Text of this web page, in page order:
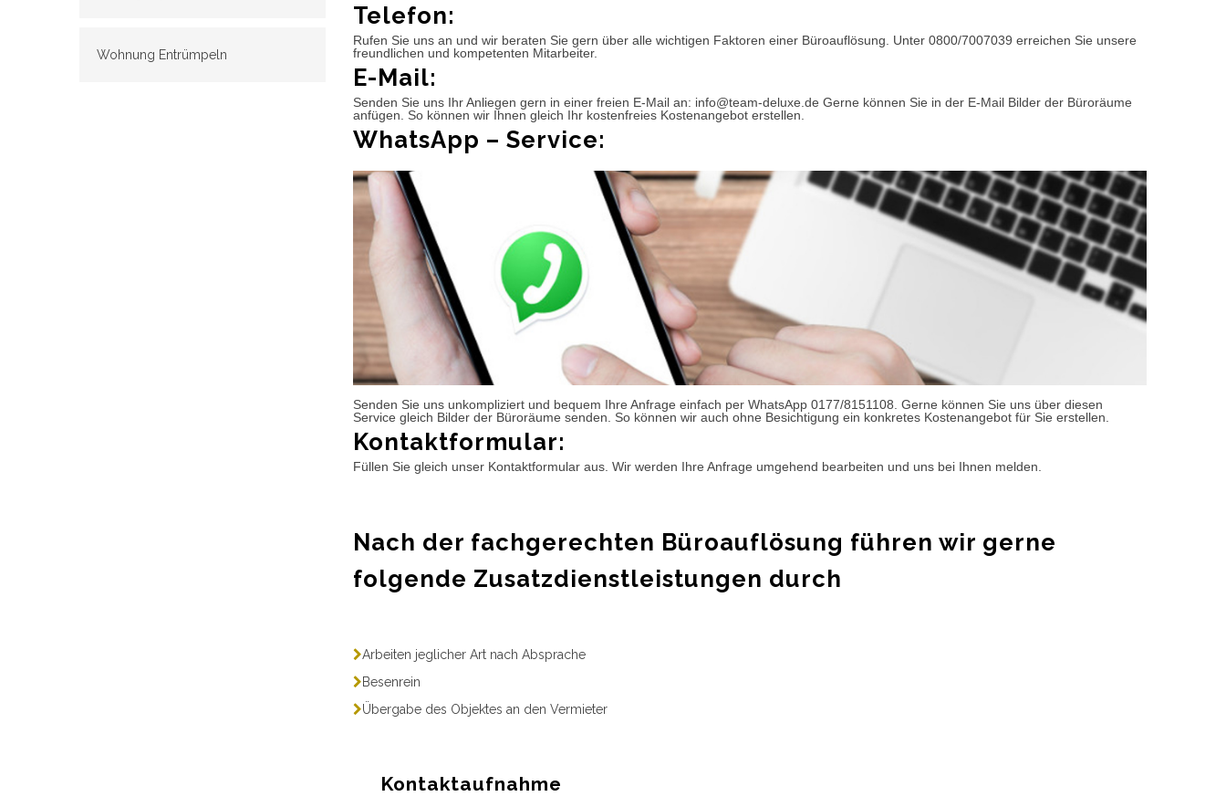
Wohnung Entrümpeln
Telefon:
Rufen Sie uns an und wir beraten Sie gern über alle wichtigen Faktoren einer Büroauflösung. Unter 0800/7007039 erreichen Sie unsere
freundlichen und kompetenten Mitarbeiter.
E-Mail:
Senden Sie uns Ihr Anliegen gern in einer freien E-Mail an: info@team-deluxe.de Gerne können Sie in der E-Mail Bilder der Büroräume
anfügen. So können wir Ihnen gleich Ihr kostenfreies Kostenangebot erstellen.
WhatsApp – Service:
Senden Sie uns unkompliziert und bequem Ihre Anfrage einfach per WhatsApp 0177/8151108. Gerne können Sie uns über diesen
Service gleich Bilder der Büroräume senden. So können wir auch ohne Besichtigung ein konkretes Kostenangebot für Sie erstellen.
Kontaktformular:
Füllen Sie gleich unser Kontaktformular aus. Wir werden Ihre Anfrage umgehend bearbeiten und uns bei Ihnen melden.
Nach der fachgerechten Büroauflösung führen wir gerne
folgende Zusatzdienstleistungen durch
Arbeiten jeglicher Art nach Absprache
Besenrein
Übergabe des Objektes an den Vermieter
Kontaktaufnahme